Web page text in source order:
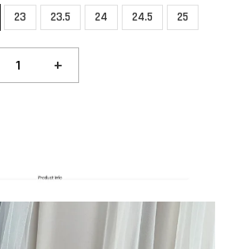
23 23.5 24 24.5 25
+